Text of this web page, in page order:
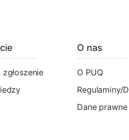
O nas
O PUQ
Regulaminy/
Dane